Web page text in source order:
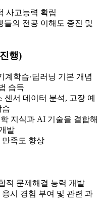
사고능력 확립
들의 전공 이해도 증진 및
행)
계학습·딥러닝 기본 개념
습득
센서 데이터 분석, 고장 예
습
지식과 AI 기술을 결합해
발
족도 향상
적 문제해결 능력 개발
시 경험 부여 및 관련 과